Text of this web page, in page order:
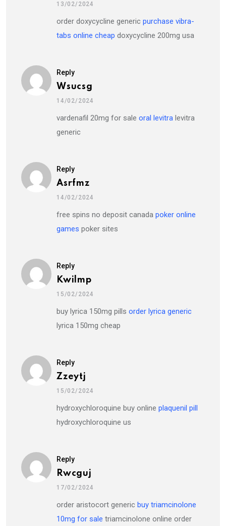
13/02/2024
order doxycycline generic purchase vibra-
tabs online cheap doxycycline 200mg usa
Reply
Wsucsg
14/02/2024
vardenafil 20mg for sale oral levitra levitra
generic
Reply
Asrfmz
14/02/2024
free spins no deposit canada poker online
games poker sites
Reply
Kwilmp
15/02/2024
buy lyrica 150mg pills order lyrica generic
lyrica 150mg cheap
Reply
Zzeytj
15/02/2024
hydroxychloroquine buy online plaquenil pill
hydroxychloroquine us
Reply
Rwcguj
17/02/2024
order aristocort generic buy triamcinolone
10mg for sale triamcinolone online order